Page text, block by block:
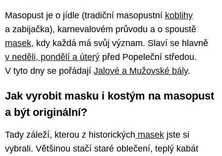
Masopust je o jídle (tradiční masopustní koblihy
a zabijačka), karnevalovém průvodu a o spoustě
masek, kdy každá má svůj význam. Slaví se hlavně
v neděli, pondělí a úterý před Popeleční středou.
V tyto dny se pořádají Jalové a Mužovské bály.
Jak vyrobit masku i kostým na masopust
a být originální?
Tady záleží, kterou z historických masek jste si
vybrali. Většinou stačí staré oblečení, teplý kabát